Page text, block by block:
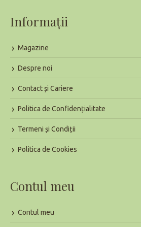
Informaţii
Magazine
Despre noi
Contact și Cariere
Politica de Confidențialitate
Termeni și Condiții
Politica de Cookies
Contul meu
Contul meu